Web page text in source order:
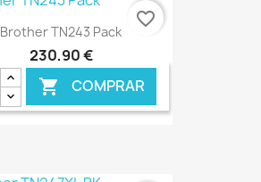
€ ONLINE
Brother TN243 Pack
230,90 €
 COMPRAR
favorite_border